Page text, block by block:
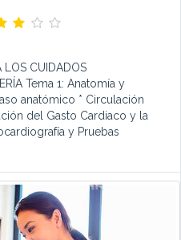
LOS CUIDADOS
Tema 1: Anatomía y
anatómico * Circulación
del Gasto Cardiaco y la
y Pruebas